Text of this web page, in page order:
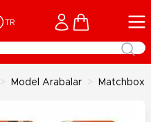
TR Cart
> Model Arabalar > Matchbox